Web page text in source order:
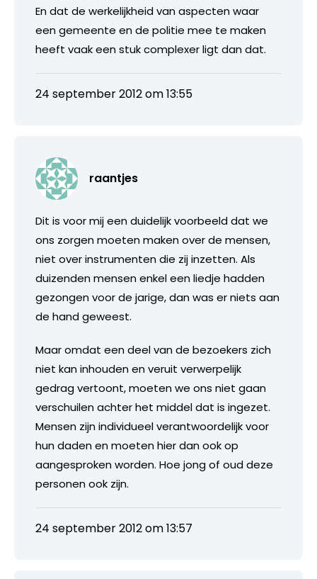
En dat de werkelijkheid van aspecten waar
een gemeente en de politie mee te maken
heeft vaak een stuk complexer ligt dan dat.
24 september 2012 om 13:55
raantjes
Dit is voor mij een duidelijk voorbeeld dat we
ons zorgen moeten maken over de mensen,
niet over instrumenten die zij inzetten. Als
duizenden mensen enkel een liedje hadden
gezongen voor de jarige, dan was er niets aan
de hand geweest.
Maar omdat een deel van de bezoekers zich
niet kan inhouden en veruit verwerpelijk
gedrag vertoont, moeten we ons niet gaan
verschuilen achter het middel dat is ingezet.
Mensen zijn individueel verantwoordelijk voor
hun daden en moeten hier dan ook op
aangesproken worden. Hoe jong of oud deze
personen ook zijn.
24 september 2012 om 13:57